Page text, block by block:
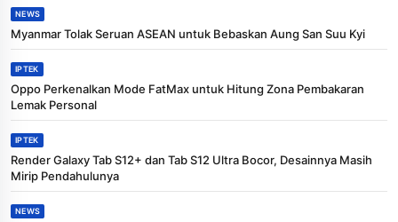
NEWS
Myanmar Tolak Seruan ASEAN untuk Bebaskan Aung San Suu Kyi
IPTEK
Oppo Perkenalkan Mode FatMax untuk Hitung Zona Pembakaran
Lemak Personal
IPTEK
Render Galaxy Tab S12+ dan Tab S12 Ultra Bocor, Desainnya Masih
Mirip Pendahulunya
NEWS